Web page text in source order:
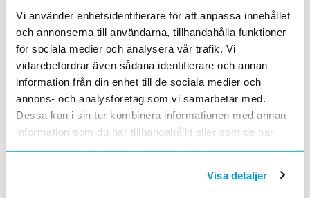
Vi använder enhetsidentifierare för att anpassa innehållet
och annonserna till användarna, tillhandahålla funktioner
för sociala medier och analysera vår trafik. Vi
vidarebefordrar även sådana identifierare och annan
information från din enhet till de sociala medier och
annons- och analysföretag som vi samarbetar med.
Dessa kan i sin tur kombinera informationen med annan
information som du har tillhandahållit eller som de har
samlat in när du har använt deras tjänster.
Visa detaljer
Sonepar tjänster